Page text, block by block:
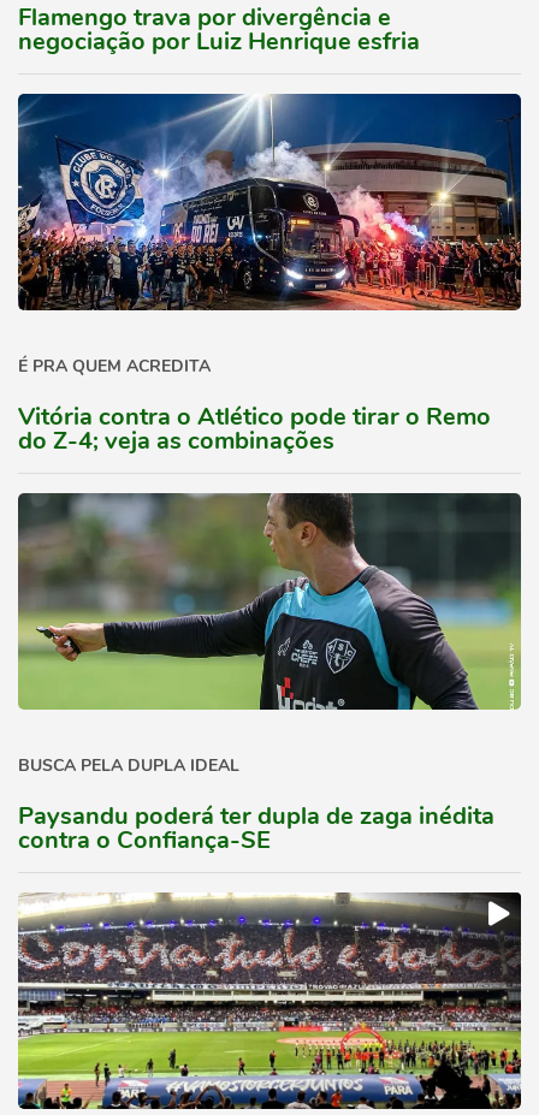
Flamengo trava por divergência e
negociação por Luiz Henrique esfria
É PRA QUEM ACREDITA
Vitória contra o Atlético pode tirar o Remo
do Z-4; veja as combinações
BUSCA PELA DUPLA IDEAL
Paysandu poderá ter dupla de zaga inédita
contra o Confiança-SE